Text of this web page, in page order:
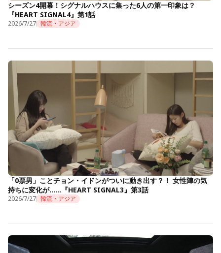
シーズン4開幕！シグナルハウスに集った6人の第一印象は？
『HEART SIGNAL4』第1話
2026/7/27 韓流・アジア
「0票男」ことチョン・イドンがついに動き出す？！ 女性陣の気
持ちに変化が……『HEART SIGNAL3』第3話
2026/7/27 韓流・アジア